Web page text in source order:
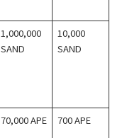
1,000,000
SAND
10,000
SAND
70,000 APE 700 APE